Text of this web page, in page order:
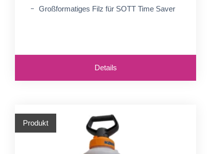
Großformatiges Filz für SOTT Time Saver
Details
Produkt